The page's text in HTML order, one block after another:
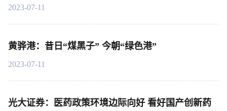
2023-07-11
黄骅港：昔日“煤黑子” 今朝“绿色港”
2023-07-11
光大证券：医药政策环境边际向好 看好国产创新药